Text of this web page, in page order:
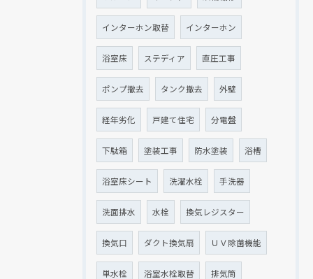
インターホン取替 インターホン
浴室床 ステディア 直圧工事
ポンプ撤去 タンク撤去 外壁
経年劣化 戸建て住宅 分電盤
下駄箱 塗装工事 防水塗装 浴槽
浴室床シート 洗濯水栓 手洗器
洗面排水 水栓 換気レジスター
換気口 ダクト換気扇 ＵＶ除菌機能
単水栓 浴室水栓取替 排気筒